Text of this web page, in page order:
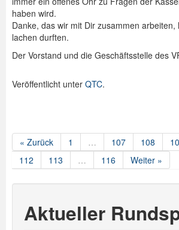
haben wird.
Danke, das wir mit Dir zusammen arbeiten,
lachen durften.
Der Vorstand und die Geschäftsstelle des
Veröffentlicht unter QTC.
« Zurück 1 … 107 108
112
113 … 116 Weiter »
Aktueller